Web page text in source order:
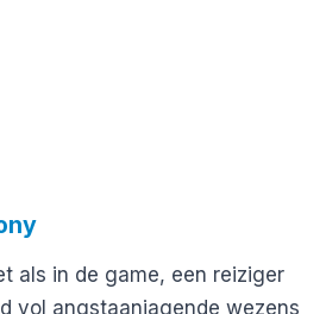
als in de game, een reiziger
vol angstaanjagende wezens